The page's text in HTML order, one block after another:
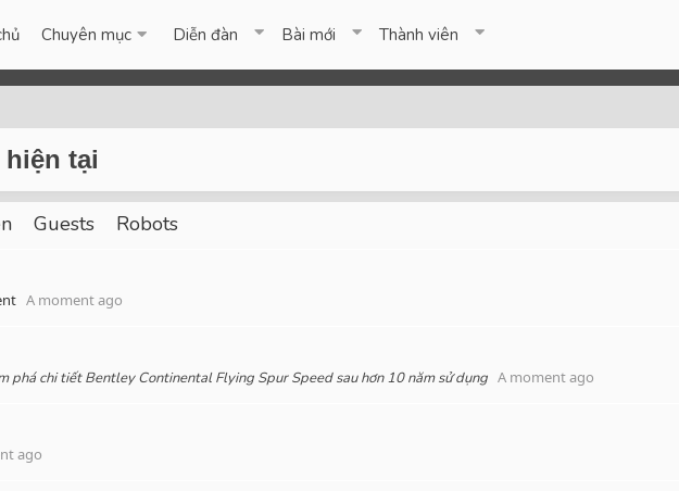
Chuyên mục Diễn đàn Bài mới Thành viên
tại
Guests Robots
A moment ago
phá chi tiết Bentley Continental Flying Spur Speed sau hơn 10 năm sử dụng A moment ago
ago